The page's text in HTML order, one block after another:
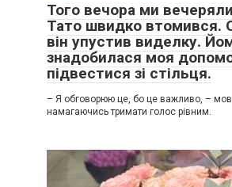
Того вечора ми вечеряли
Тато швидко втомився.
він упустив виделку.
знадобилася моя
підвестися зі стільця.
– Я обговорюю це, бо це важливо, –
намагаючись тримати голос рівним.